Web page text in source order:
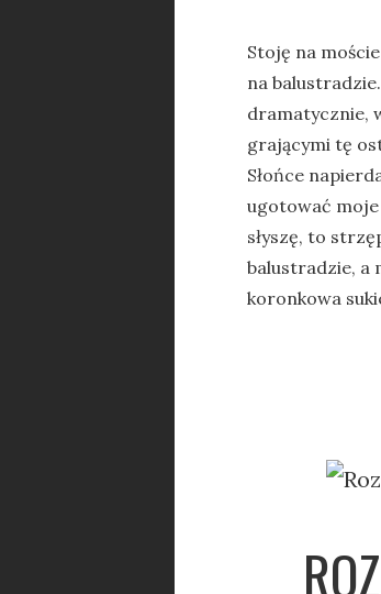
Stoję na
na
dramatycznie,
grającymi tę
Słońce
ugotować moje
słyszę, to
balustradzie, a
koronkowa